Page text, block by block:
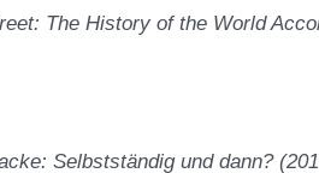
The History of the World
Selbstständig und dann?